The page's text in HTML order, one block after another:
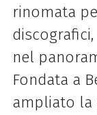
rinomata
nel
Fondata a
ampliato la